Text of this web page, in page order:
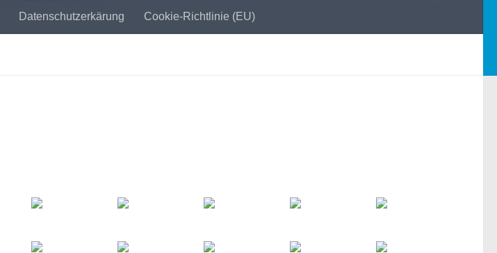
Datenschutzerkärung Cookie-Richtlinie (EU)